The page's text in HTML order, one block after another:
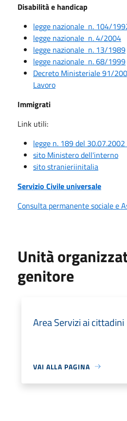
Disabilità e handicap
legge nazionale n. 104/
legge nazionale n. 4/2004
legge nazionale n. 13/1989
legge nazionale n. 68/1999
Decreto Ministeriale 91/
Lavoro
Immigrati
Link utili:
legge n. 189 del
sito Ministero dell'interno
sito stranieriinitalia
Servizio Civile universale
Consulta permanente sociale e
Unità
genitore
Area Servizi ai cittadini
VAI ALLA PAGINA